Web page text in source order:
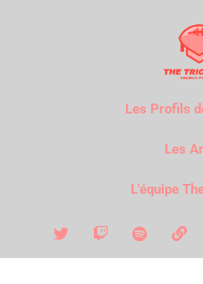
Les Profils
Les
L'équipe